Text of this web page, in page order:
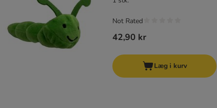
42,90 kr
Not Rated
Læg i kurv